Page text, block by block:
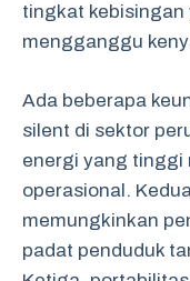
tingkat
mengganggu
Ada beberapa
silent di sektor
energi yang tinggi
operasional.
memungkinkan
padat penduduk